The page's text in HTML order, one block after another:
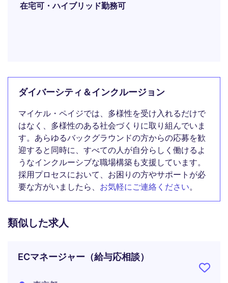
在宅可・ハイブリッド勤務可
ダイバーシティ＆インクルージョン
マイケル・ペイジでは、多様性を受け入れるだけで
はなく、多様性のある社会づくりに取り組んでいま
す。あらゆるバックグラウンドの方からの応募を歓
迎すると同時に、すべての人が自分らしく働けるよ
うなインクルーシブな職場構築も支援しています。
採用プロセスにおいて、お困りの方やサポートが必
要な方がいましたら、 お気軽にご連絡ください。
類似した求人
ECマネージャー（給与応相談）